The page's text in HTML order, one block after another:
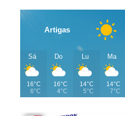
Artigas
Sá
16°C
6°C
Do
16°C
4°C
Lu
14°C
5°C
Ma
14°C
7°C